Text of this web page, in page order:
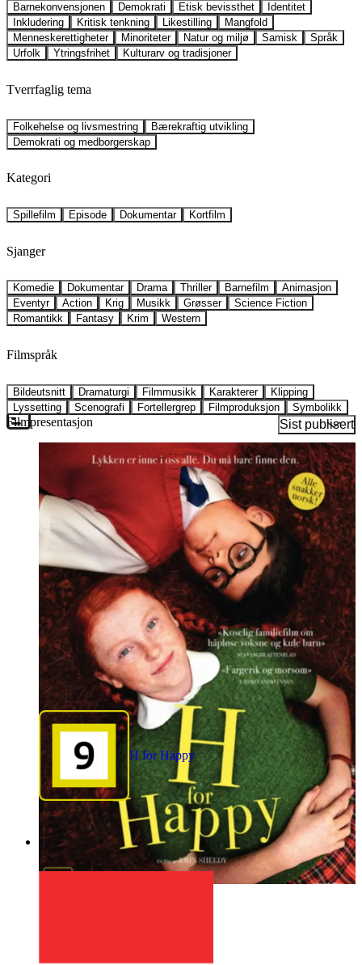
Barnekonvensjonen Demokrati Etisk bevissthet
Identitet
Inkludering
Kritisk tenkning Likestilling
Mangfold
Menneskerettigheter
Minoriteter Natur og miljø Samisk
Språk
Urfolk
Ytringsfrihet Kulturarv og tradisjoner
Tverrfaglig tema
Folkehelse og livsmestring
Bærekraftig utvikling
Demokrati og medborgerskap
Kategori
Spillefilm Episode Dokumentar Kortfilm
Sjanger
Komedie Dokumentar Drama Thriller Barnefilm
Animasjon
Eventyr
Action Krig Musikk Grøsser
Science Fiction
Romantikk
Fantasy Krim Western
Filmspråk
Bildeutsnitt Dramaturgi Filmmusikk Karakterer
Klipping
Lyssetting
Scenografi Fortellergrep Filmproduksjon Symbolikk
Sist publisert
Filmpresentasjon
H for Happy
1